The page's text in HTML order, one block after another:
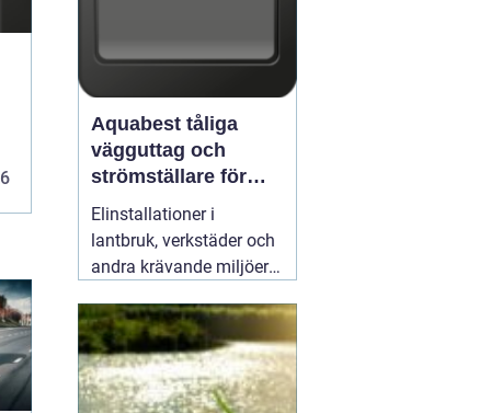
Aquabest tåliga
vägguttag och
strömställare för
krävande miljöer
Elinstallationer i
lantbruk, verkstäder och
andra krävande miljöer
i ett vanligt bostadsrum.
Fukt, damm, spån och
mekaniskt slitage kan
snabbt skapa problem